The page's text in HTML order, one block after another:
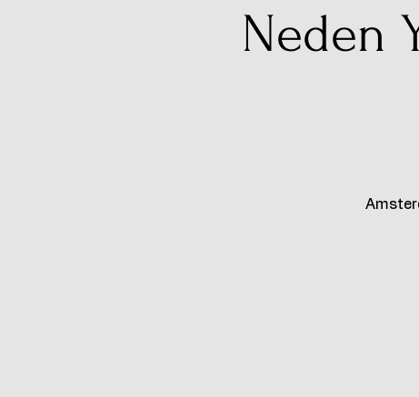
Neden